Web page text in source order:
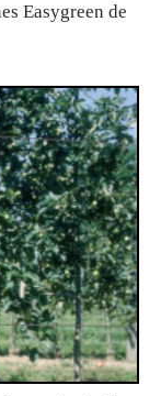
Easygreen de